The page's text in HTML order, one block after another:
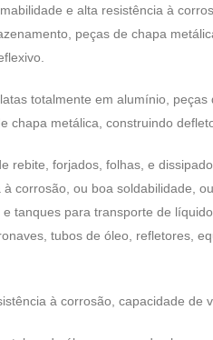
e alta resistência à
peças de chapa
totalmente em alumínio,
metálica, construindo
rebite, forjados, folhas, e
corrosão, ou boa soldabilidade,
tanques para transporte de
tubos de óleo, refletores,
à corrosão, capacidade de